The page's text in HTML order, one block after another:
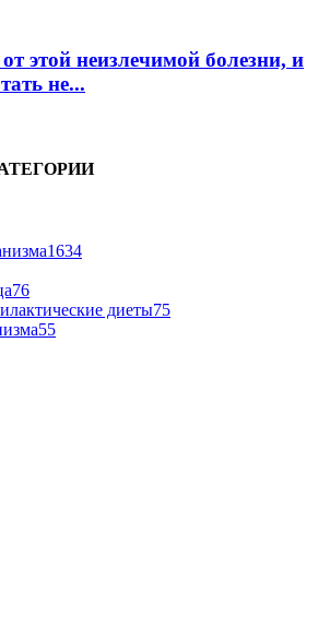
этой неизлечимой болезни, и
не...
1634
76
диеты75
55